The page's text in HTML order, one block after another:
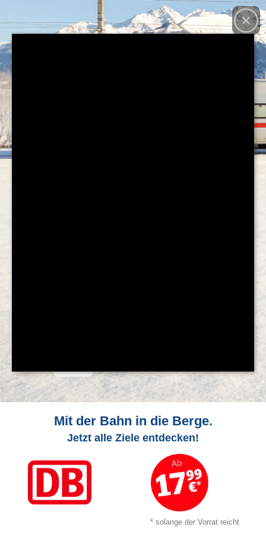
Mit der Bahn in die Berge.
Jetzt alle Ziele entdecken!
* solange der Vorrat reicht